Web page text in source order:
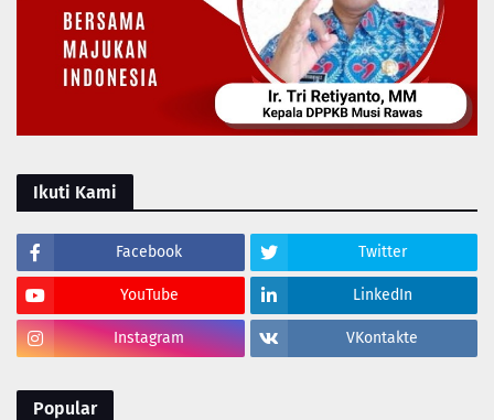
Ikuti Kami
Facebook Twitter
YouTube LinkedIn
Instagram VKontakte
Popular